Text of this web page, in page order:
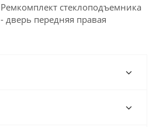
Ремкомплект стеклоподъемника
- дверь передняя правая